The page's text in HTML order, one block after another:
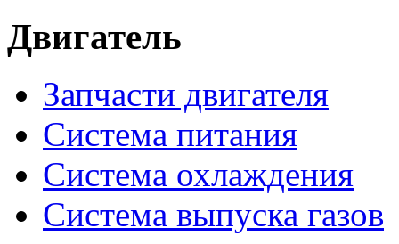
Двигатель
Запчасти двигателя
Система питания
Система охлаждения
Система выпуска газов